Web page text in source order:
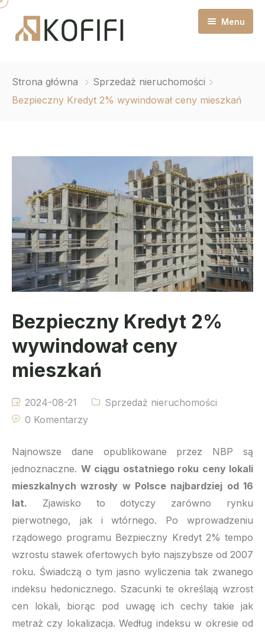
Menu
O mnie
Sprzedaż nieruchomości
Zakup nieruchomości
Home staging
Strona główna
Sprzedaż nieruchomości
Bezpieczny Kredyt 2% wywindował ceny mieszkań
Bezpieczny Kredyt 2%
wywindował ceny
mieszkań
2024-08-21
Sprzedaż nieruchomości
0 Komentarzy
Najnowsze dane opublikowane przez NBP są
jednoznaczne. W ciągu ostatniego roku ceny lokali
mieszkalnych wzrosły w Polsce najbardziej od 16
lat. Zjawisko to dotyczy zarówno rynku
pierwotnego, jak i wtórnego. Po wprowadzeniu
rządowego programu Bezpieczny Kredyt 2% tempo
wzrostu stawek ofertowych było najszybsze od 2007
roku. Świadczą o tym jasno wyliczenia tak zwanego
indeksu hedonicznego. Szacunki te określają wzrost
cen lokali, biorąc pod uwagę ich cechy takie jak
metraż czy lokalizacja. Według indeksu w okresie od